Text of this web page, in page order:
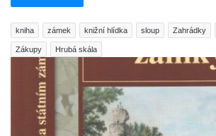
kniha zámek knižní hlídka sloup Zahrádky
Zákupy Hrubá skála